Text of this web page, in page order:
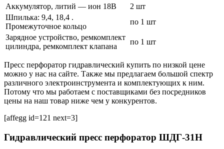
Аккумулятор, литий — ион 18В
2 шт
Шпилька: 9,4, 18,4 .
Промежуточное кольцо
по 1 шт
Зарядное устройство, ремкомплект
цилиндра, ремкомплект клапана
по 1 шт
Пресс перфоратор гидравлический купить по низкой цене
можно у нас на сайте. Также мы предлагаем большой спектр
различного электроинструмента и комплектующих к ним.
Потому что мы работаем с поставщиками без посредников
цены на наш товар ниже чем у конкурентов.
[affegg id=121 next=3]
Гидравлический пресс перфоратор ШДГ-31Н